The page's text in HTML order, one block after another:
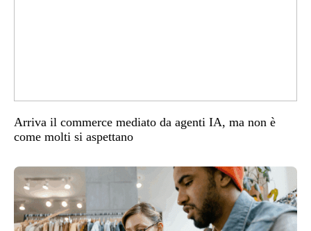
Arriva il commerce mediato da agenti IA, ma non è
come molti si aspettano